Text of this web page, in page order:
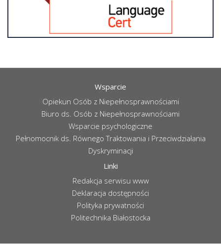
Wsparcie
Opiekun Osób z Niepełnosprawnościami
Biuro ds. Osób z Niepełnosprawnościami
Wsparcie psychologiczne
Pełnomocnik ds. Równego Traktowania i Przeciwdziałania
Dyskryminacji
Linki
Redakcja serwisu www
Deklaracja dostępności
Polityka prywatności
Politechnika Białostocka